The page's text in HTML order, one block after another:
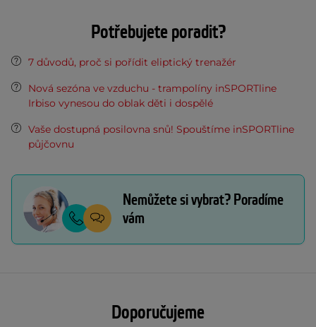
Potřebujete poradit?
7 důvodů, proč si pořídit eliptický trenažér
Nová sezóna ve vzduchu - trampolíny inSPORTline
Irbiso vynesou do oblak děti i dospělé
Vaše dostupná posilovna snů! Spouštíme inSPORTline
půjčovnu
Nemůžete si vybrat? Poradíme
vám
Doporučujeme